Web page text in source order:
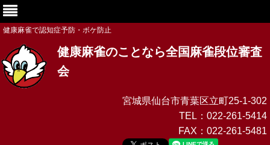
健康麻雀で認知症予防・ボケ防止
健康麻雀のことなら全国麻雀段位審査
会
宮城県仙台市青葉区立町25-1-302
TEL： 022-261-5414
FAX： 022-261-5481